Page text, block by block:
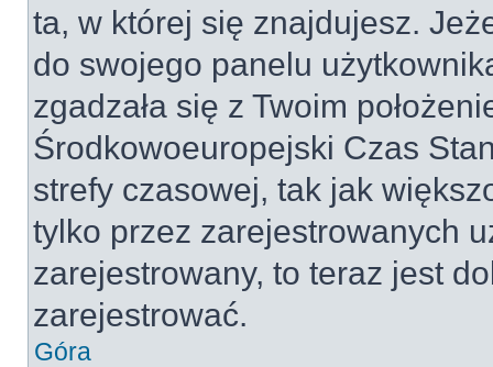
ta, w której się znajdujesz.
do swojego panelu
zgadzała się z Twoim
Środkowoeuropejski Czas
strefy czasowej, tak jak
tylko przez zarejestrowanych
zarejestrowany, to teraz jest
zarejestrować.
Góra